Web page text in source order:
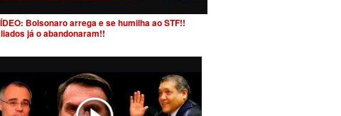
Bolsonaro arrega e se humilha ao STF!!
já o abandonaram!!